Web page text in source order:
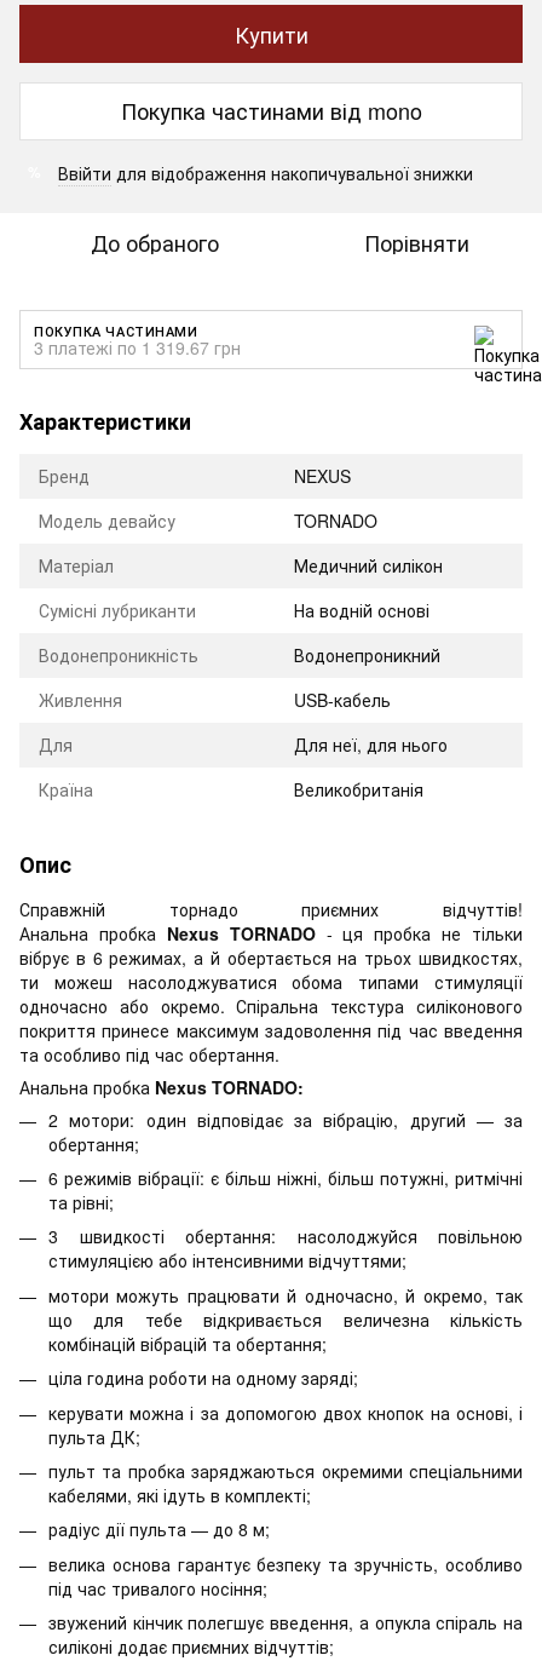
Купити
Покупка частинами від mono
Ввійти для відображення накопичувальної знижки
До обраного Порівняти
ПОКУПКА ЧАСТИНАМИ
3 платежі по 1 319.67 грн
Характеристики
Бренд
NEXUS
Модель девайсу
TORNADO
Матеріал
Медичний силікон
Сумісні лубриканти
На водній основі
Водонепроникність
Водонепроникний
Живлення
USB-кабель
Для
Для неї, для нього
Країна
Великобританія
Опис
Справжній торнадо приємних відчуттів!
Анальна пробка Nexus TORNADO- ця пробка не тільки
вібрує в 6 режимах, а й обертається на трьох швидкостях,
ти можеш насолоджуватися обома типами стимуляції
одночасно або окремо. Спіральна текстура силіконового
покриття принесе максимум задоволення під час введення
та особливо під час обертання.
Анальна пробка Nexus TORNADO:
2 мотори: один відповідає за вібрацію, другий — за
обертання;
6 режимів вібрації: є більш ніжні, більш потужні, ритмічні
та рівні;
3 швидкості обертання: насолоджуйся повільною
стимуляцією або інтенсивними відчуттями;
мотори можуть працювати й одночасно, й окремо, так
що для тебе відкривається величезна кількість
комбінацій вібрацій та обертання;
ціла година роботи на одному заряді;
керувати можна і за допомогою двох кнопок на основі, і
пульта ДК;
пульт та пробка заряджаються окремими спеціальними
кабелями, які ідуть в комплекті;
радіус дії пульта — до 8 м;
велика основа гарантує безпеку та зручність, особливо
під час тривалого носіння;
звужений кінчик полегшує введення, а опукла спіраль на
силіконі додає приємних відчуттів;